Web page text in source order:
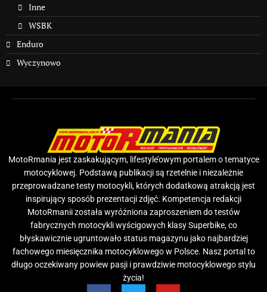
Inne
WSBK
Enduro
Wyczynowo
MotoRmania jest zaskakującym, lifestyle’owym portalem o tematyce
motocyklowej. Podstawą publikacji są rzetelnie i niezależnie
przeprowadzane testy motocykli, których dodatkową atrakcją jest
inspirujący sposób prezentacji zdjęć. Kompetencja redakcji
MotoRmanii została wyróżniona zaproszeniem do testów
fabrycznych motocykli wyścigowych klasy Superbike, co
błyskawicznie ugruntowało status magazynu jako najbardziej
fachowego miesięcznika motocyklowego w Polsce. Nasz portal to
długo oczekiwany powiew pasji i prawdziwie motocyklowego stylu
życia!